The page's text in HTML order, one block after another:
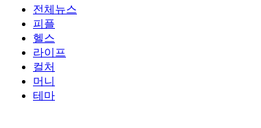
전체뉴스
피플
헬스
라이프
컬처
머니
테마